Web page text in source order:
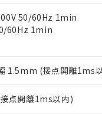
50/60Hz 1min
60Hz 1min
1.5mm (接点開離1ms
点開離1ms以内)
者とは、"個人情報の共
す。
ダウンロードすること
）の非含有証明書
（当社基準）
で非含有を証明する
タル酸エステル類４物
の在庫切替を完了して